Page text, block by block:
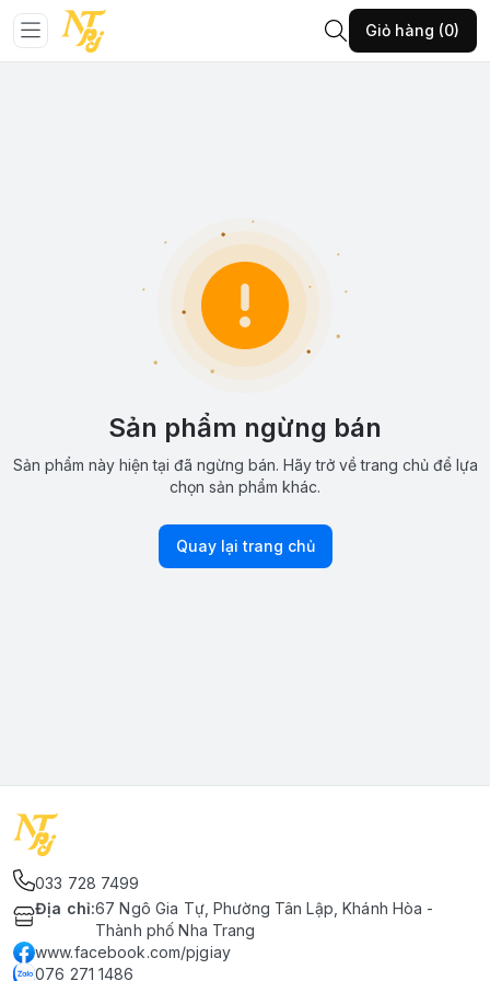
Giỏ hàng (0)
Sản phẩm ngừng bán
Sản phẩm này hiện tại đã ngừng bán. Hãy trở về trang chủ để lựa
chọn sản phẩm khác.
Quay lại trang chủ
033 728 7499
Địa chỉ:67 Ngô Gia Tự, Phường Tân Lập, Khánh Hòa -
Thành phố Nha Trang
www.facebook.com/pjgiay
076 271 1486